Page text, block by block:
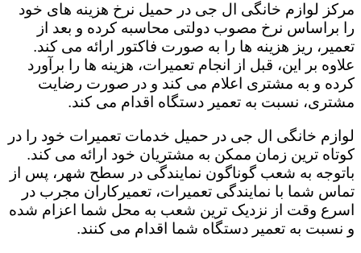
مرکز لوازم خانگی ال جی در حمیل نرخ هزینه های خود
را براساس نرخ مصوب دولتی محاسبه کرده و بعد از
تعمیر، ریز هزینه ها را به صورت فاکتور ارائه می کند.
علاوه بر این، قبل از انجام تعمیرات، هزینه ها را برآورد
کرده و به مشتری اعلام می کند و در صورت رضایت
مشتری، نسبت به تعمیر دستگاه اقدام می کند.
لوازم خانگی ال جی در حمیل خدمات تعمیرات خود را در
کوتاه ترین زمان ممکن به مشتریان خود ارائه می کند.
باتوجه به شعب گوناگون نمایندگی در سطح شهر، پس از
تماس شما با نمایندگی تعمیرات، تعمیرکاران مجرب در
اسرع وقت از نزدیک ترین شعب به محل شما اعزام شده
و نسبت به تعمیر دستگاه شما اقدام می کنند.